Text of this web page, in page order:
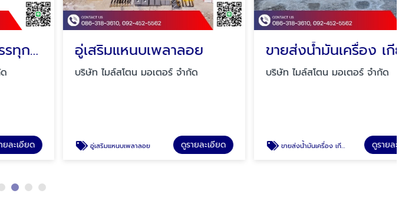
อู่เสริมแหนบเพลาลอย
บริษัท ไมล์สโตน มอเตอร์ จำกัด
อู่เสริมแหนบเพลาลอย ดูรายละเอียด
ขายส่งน้ำมันเครื่อง เกียร์ ไฮดรอลิค
บริษัท ไมล์สโตน มอเตอร์ จำกัด
ขายส่งน้ำมันเครื่อง เกียร์ ไฮดรอลิค ดูรายละเอียด